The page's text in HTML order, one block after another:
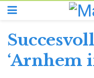
‘Arnhem